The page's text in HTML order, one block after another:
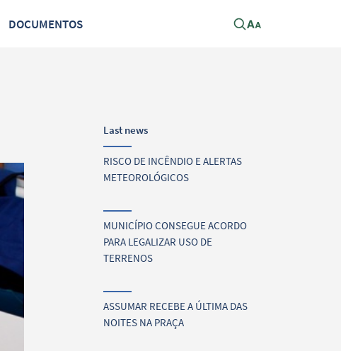
DOCUMENTOS
Last news
RISCO DE INCÊNDIO E ALERTAS
METEOROLÓGICOS
MUNICÍPIO CONSEGUE ACORDO
PARA LEGALIZAR USO DE
TERRENOS
ASSUMAR RECEBE A ÚLTIMA DAS
NOITES NA PRAÇA